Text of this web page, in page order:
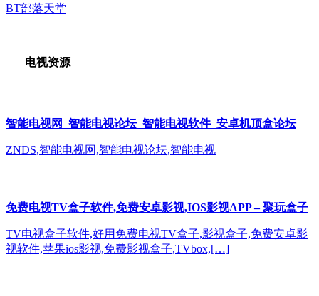
BT部落天堂
电视资源
智能电视网_智能电视论坛_智能电视软件_安卓机顶盒论坛
ZNDS,智能电视网,智能电视论坛,智能电视
免费电视TV盒子软件,免费安卓影视,IOS影视APP – 聚玩盒子
TV电视盒子软件,好用免费电视TV盒子,影视盒子,免费安卓影
视软件,苹果ios影视,免费影视盒子,TVbox,[…]